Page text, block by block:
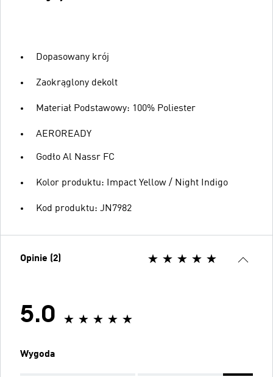
Dopasowany krój
Zaokrąglony dekolt
Materiał Podstawowy: 100% Poliester
AEROREADY
Godło Al Nassr FC
Kolor produktu: Impact Yellow / Night Indigo
Kod produktu: JN7982
Opinie (2)
5.0
Wygoda